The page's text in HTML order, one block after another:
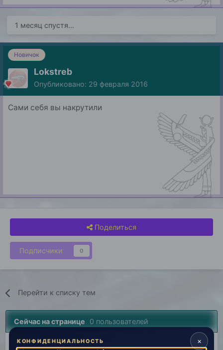
1 месяц спустя...
Новичок
Lokstreb
Опубликовано: 29 февраля 2016
Сами себя вы накрутили
Поделиться
Подписчики 0
Перейти к списку тем
Сейчас на странице 0 пользователей
Нет пользователей, просматривающих эту страницу.×
КОНФИДЕНЦИАЛЬНОСТЬ